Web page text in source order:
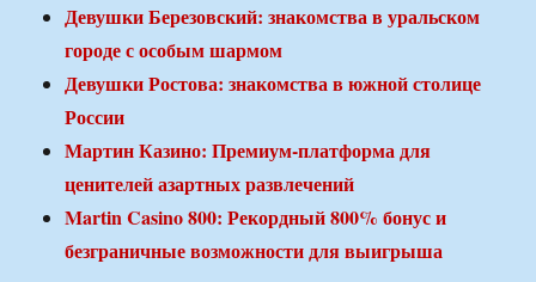
Девушки Березовский: знакомства в уральском
городе с особым шармом
Девушки Ростова: знакомства в южной столице
России
Мартин Казино: Премиум-платформа для
ценителей азартных развлечений
Martin Casino 800: Рекордный 800% бонус и
безграничные возможности для выигрыша